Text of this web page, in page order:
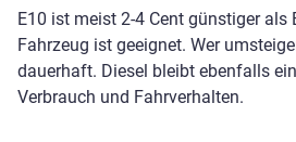
E10 ist meist 2-4 Cent günstiger als
Fahrzeug ist geeignet. Wer
dauerhaft. Diesel bleibt ebenfalls
Verbrauch und Fahrverhalten.